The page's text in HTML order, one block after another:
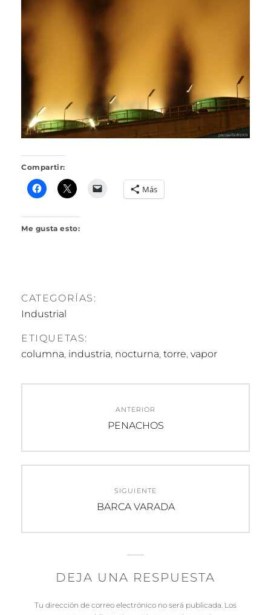
Compartir:
Más
Me gusta esto:
CATEGORÍAS:
Industrial
ETIQUETAS:
columna, industria, nocturna, torre, vapor
entradas
ANTERIOR
Entrada
PENACHOS
SIGUIENTE
Entrada
BARCA VARADA
DEJA UNA RESPUESTA
Tu dirección de correo electrónico no será publicada. Los